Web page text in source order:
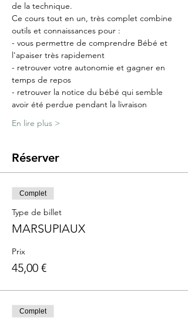
de la technique.
Ce cours tout en un, très complet combine
outils et connaissances pour :
- vous permettre de comprendre Bébé et
l'apaiser très rapidement
- retrouver votre autonomie et gagner en
temps de repos
- retrouver la notice du bébé qui semble
avoir été perdue pendant la livraison
En lire plus >
Réserver
Complet
Type de billet
MARSUPIAUX
Prix
45,00 €
Complet